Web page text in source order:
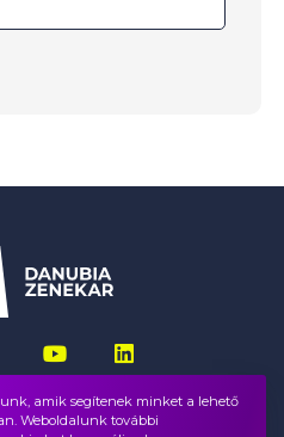
amik segítenek minket a lehető
Weboldalunk további